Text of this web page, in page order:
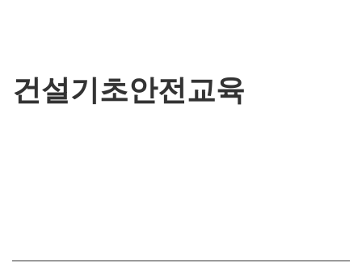
건설기초안전교육